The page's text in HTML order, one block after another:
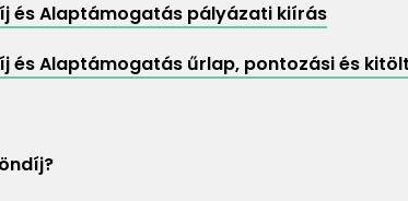
és Alaptámogatás pályázati kiírás
és Alaptámogatás űrlap, pontozási és